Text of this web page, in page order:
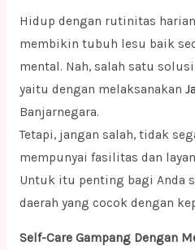
Hidup dengan rutinitas
membikin tubuh lesu baik
mental. Nah, salah satu
yaitu dengan melaksanakan
Banjarnegara.
Tetapi, jangan salah, tidak
mempunyai fasilitas dan
Untuk itu penting bagi Anda
daerah yang cocok dengan
Self-Care Gampang Dengan